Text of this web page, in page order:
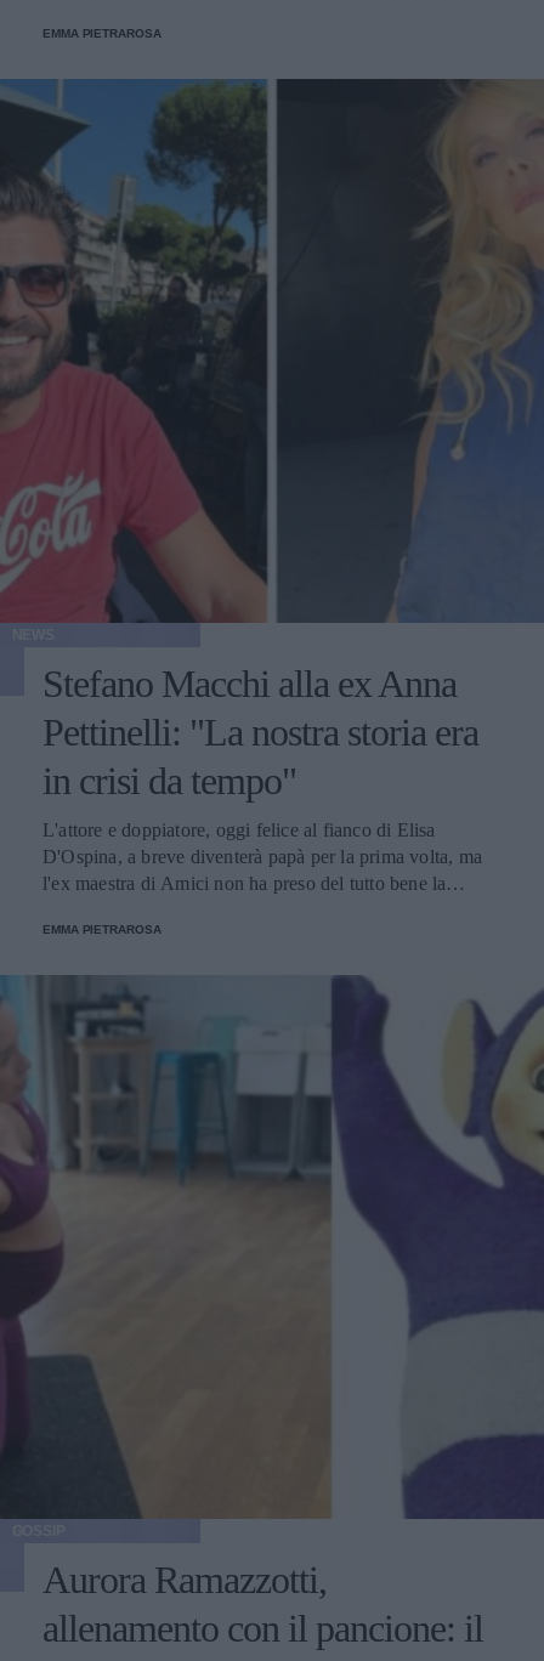
EMMA PIETRAROSA
Stefano Macchi alla ex Anna
Pettinelli: "La nostra storia era
in crisi da tempo"
L'attore e doppiatore, oggi felice al fianco di Elisa
D'Ospina, a breve diventerà papà per la prima volta, ma
l'ex maestra di Amici non ha preso del tutto bene la
EMMA PIETRAROSA
Aurora Ramazzotti,
allenamento con il pancione: il